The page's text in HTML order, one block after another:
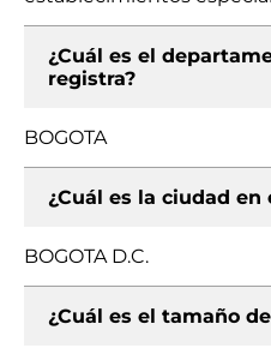
¿Cuál es el
registra?
BOGOTA
¿Cuál es la ciudad en
BOGOTA D.C.
¿Cuál es el tamaño